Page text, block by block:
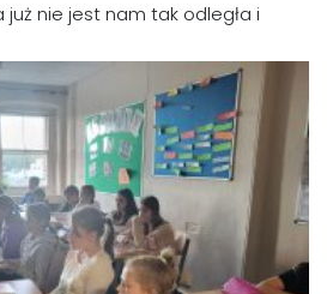
nie jest nam tak odległa i